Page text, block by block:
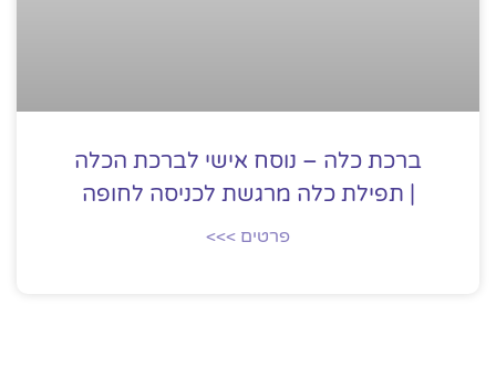
ברכת כלה – נוסח אישי לברכת הכלה
| תפילת כלה מרגשת לכניסה לחופה
פרטים >>>